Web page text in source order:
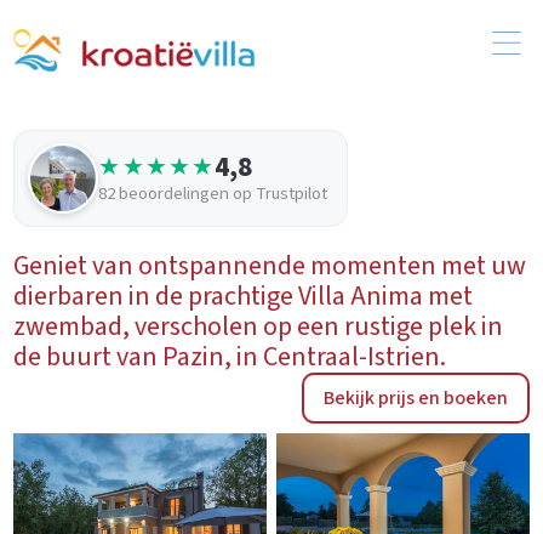
★★★★★4,8
82 beoordelingen op Trustpilot
Geniet van ontspannende momenten met uw
dierbaren in de prachtige Villa Anima met
zwembad, verscholen op een rustige plek in
de buurt van Pazin, in Centraal-Istrien.
Bekijk prijs en boeken